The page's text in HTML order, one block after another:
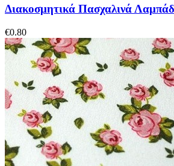
Διακοσμητικά Πασχαλινά
€0.80